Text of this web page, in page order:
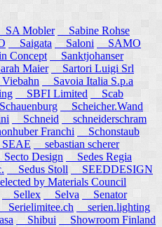
SA Mobler
Sabine Rohse
Saigata Saloni
SAMO
Concept
Sanktjohanser
Maier
Sartori Luigi Srl
Savoia Italia S.p.a
SBFI Limited
Scab
Scheicher.Wand
Schneid
schneiderschram
Franchi
Schonstaub
sebastian scherer
Design
Sedes Regia
Sedus Stoll
SEEDDESIGN
by Materials Council
Sellex Selva
Senator
Serielimitee.ch
serien.lighting
Shibui
Showroom Finland